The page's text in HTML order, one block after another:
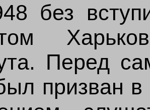
без
Перед
призван